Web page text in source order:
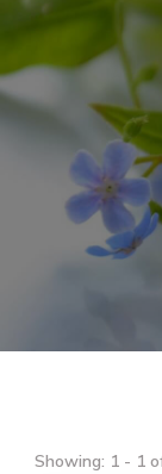
Showing: 1 - 1